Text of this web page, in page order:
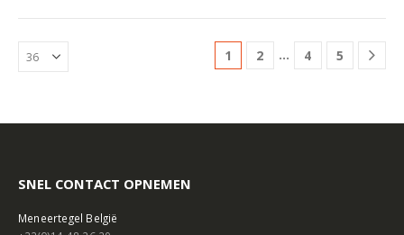
1 2 … 4 5
SNEL CONTACT OPNEMEN
Meneertegel België